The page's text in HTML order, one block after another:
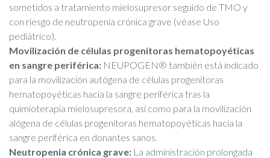
sometidos a tratamiento mielosupresor seguido de TMO y
con riesgo de neutropenia crónica grave (véase Uso
pediátrico).
Movilización de células progenitoras hematopoyéticas
en sangre periférica: NEUPOGEN® también está indicado
para la movilización autógena de células progenitoras
hematopoyéticas hacia la sangre periférica tras la
quimioterapia mielosupresora, así como para la movilización
alógena de células progenitoras hematopoyéticas hacia la
sangre periférica en donantes sanos.
Neutropenia crónica grave: La administración prolongada